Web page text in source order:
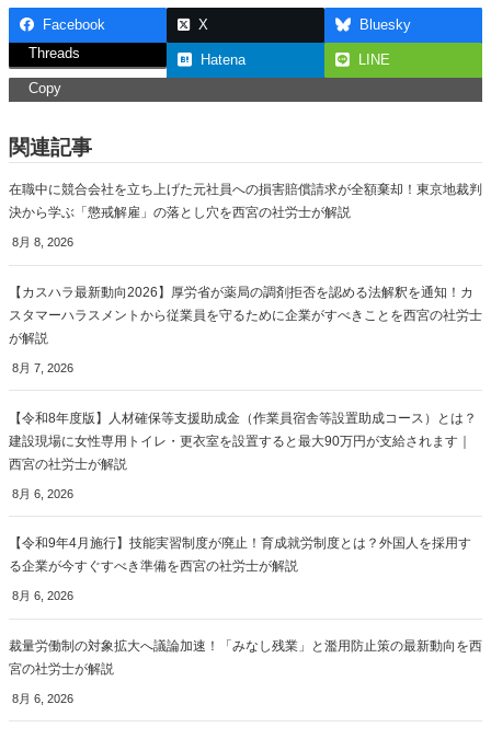
Facebook X
Bluesky
Threads
Hatena
LINE
Copy
関連記事
在職中に競合会社を立ち上げた元社員への損害賠償請求が全額棄却！東京地裁判
決から学ぶ「懲戒解雇」の落とし穴を西宮の社労士が解説
8月 8, 2026
【カスハラ最新動向2026】厚労省が薬局の調剤拒否を認める法解釈を通知！カ
スタマーハラスメントから従業員を守るために企業がすべきことを西宮の社労士
が解説
8月 7, 2026
【令和8年度版】人材確保等支援助成金（作業員宿舎等設置助成コース）とは？
建設現場に女性専用トイレ・更衣室を設置すると最大90万円が支給されます｜
西宮の社労士が解説
8月 6, 2026
【令和9年4月施行】技能実習制度が廃止！育成就労制度とは？外国人を採用す
る企業が今すぐすべき準備を西宮の社労士が解説
8月 6, 2026
裁量労働制の対象拡大へ議論加速！「みなし残業」と濫用防止策の最新動向を西
宮の社労士が解説
8月 6, 2026